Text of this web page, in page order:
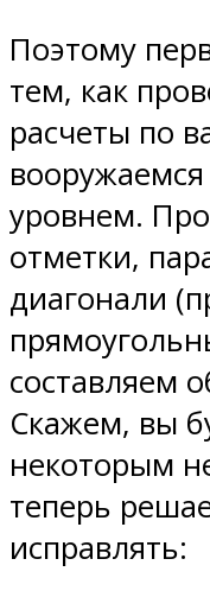
Поэтому
тем, как
расчеты по
уровнем.
отметки,
диагонали
составляем
Скажем, вы
некоторым
теперь
исправлять: